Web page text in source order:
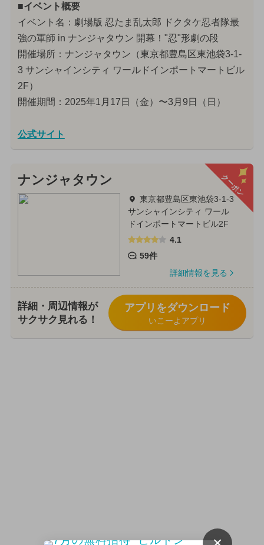
■イベント概要
イベント名：劇場版 忍たま乱太郎 ドクタケ忍者隊最
強の軍師 in ナンジャタウン 開幕！"忍"形劇の段
開催場所：ナンジャタウン（東京都豊島区東池袋3-1-
3 サンシャインシティ ワールドインポートマートビル
2F）
開催期間：2025年1月17日（金）〜3月9日（日）
公式サイト
クーポン
ナンジャタウン
東京都豊島区東池袋3-1-3
サンシャインシティ ワール
ドインポートマートビル2F
4.1
59件
詳細情報を見る
詳細・周辺情報が
サクサク見れる！
アプリをダウンロード
いこーよアプリ